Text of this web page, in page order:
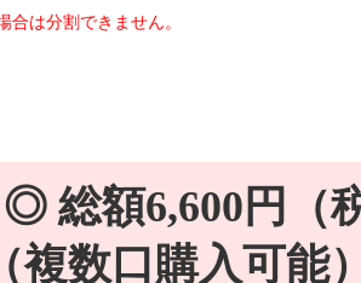
合は分割できません。
総額6,600円（税
複数口購入可能）